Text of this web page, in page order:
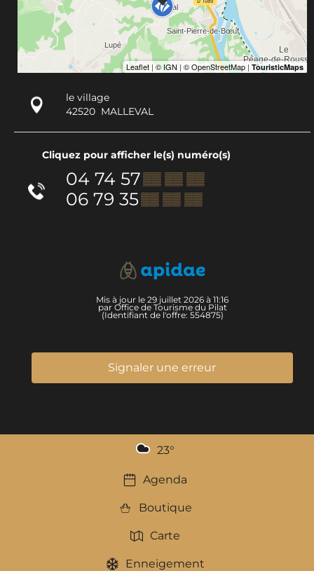
le village
42520 MALLEVAL
Cliquez pour afficher le(s) numéro(s)
04 74 57▒▒ ▒▒ ▒▒
06 79 35▒▒ ▒▒ ▒▒
Mis à jour le 29 juillet 2026 à 11:16
par Office de Tourisme du Pilat
(Identifiant de l'offre: 554875)
Signaler une erreur
23°
Agenda
Boutique
Carte
Enneigement